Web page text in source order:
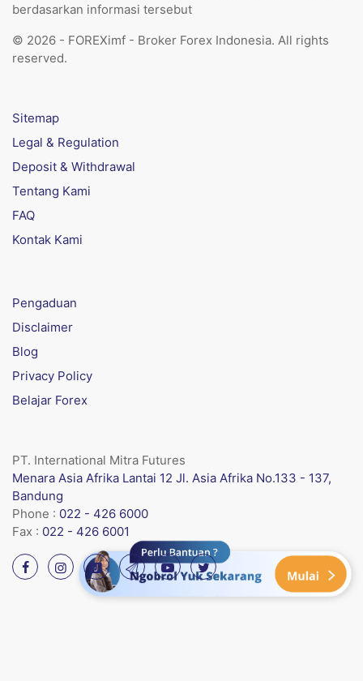
berdasarkan informasi tersebut
© 2026 - FOREXimf - Broker Forex Indonesia. All rights
reserved.
Sitemap
Legal & Regulation
Deposit & Withdrawal
Tentang Kami
FAQ
Kontak Kami
Pengaduan
Disclaimer
Blog
Privacy Policy
Belajar Forex
PT. International Mitra Futures
Menara Asia Afrika Lantai 12 Jl. Asia Afrika No.133 - 137,
Bandung
Phone : 022 - 426 6000
Fax : 022 - 426 6001